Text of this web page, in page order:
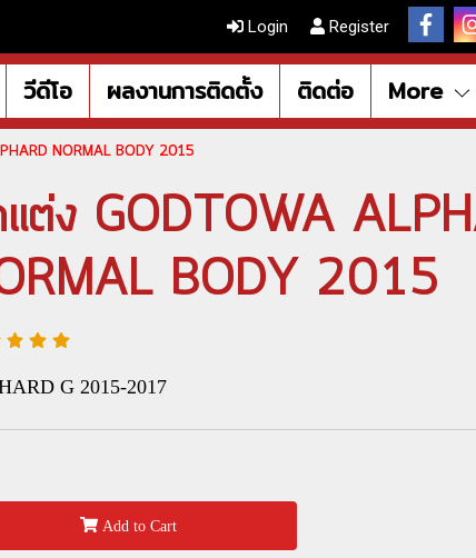
Login Register
วีดีโอ ผลงานการติดตั้ง ติดต่อ More
NORMAL BODY 2015
ต่ง GODTOWA
BODY 2015
G 2015-2017
Add to Cart